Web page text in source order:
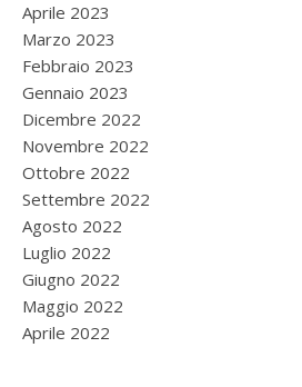
Aprile 2023
Marzo 2023
Febbraio 2023
Gennaio 2023
Dicembre 2022
Novembre 2022
Ottobre 2022
Settembre 2022
Agosto 2022
Luglio 2022
Giugno 2022
Maggio 2022
Aprile 2022